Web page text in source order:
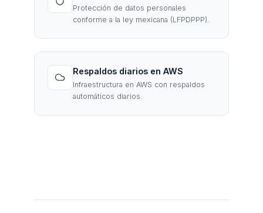
Protección de datos personales
conforme a la ley mexicana (LFPDPPP).
Respaldos diarios en AWS
Infraestructura en AWS con respaldos
automáticos diarios.